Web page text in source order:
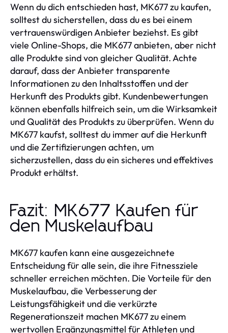
Wenn du dich entschieden hast, MK677 zu kaufen,
solltest du sicherstellen, dass du es bei einem
vertrauenswürdigen Anbieter beziehst. Es gibt
viele Online-Shops, die MK677 anbieten, aber nicht
alle Produkte sind von gleicher Qualität. Achte
darauf, dass der Anbieter transparente
Informationen zu den Inhaltsstoffen und der
Herkunft des Produkts gibt. Kundenbewertungen
können ebenfalls hilfreich sein, um die Wirksamkeit
und Qualität des Produkts zu überprüfen. Wenn du
MK677 kaufst, solltest du immer auf die Herkunft
und die Zertifizierungen achten, um
sicherzustellen, dass du ein sicheres und effektives
Produkt erhältst.
Fazit: MK677 Kaufen für
den Muskelaufbau
MK677 kaufen kann eine ausgezeichnete
Entscheidung für alle sein, die ihre Fitnessziele
schneller erreichen möchten. Die Vorteile für den
Muskelaufbau, die Verbesserung der
Leistungsfähigkeit und die verkürzte
Regenerationszeit machen MK677 zu einem
wertvollen Ergänzungsmittel für Athleten und